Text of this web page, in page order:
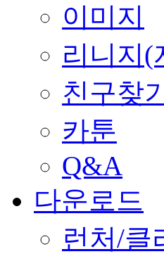
이미지
리니지(
친구찾
카툰
Q&A
다운로드
런처/클